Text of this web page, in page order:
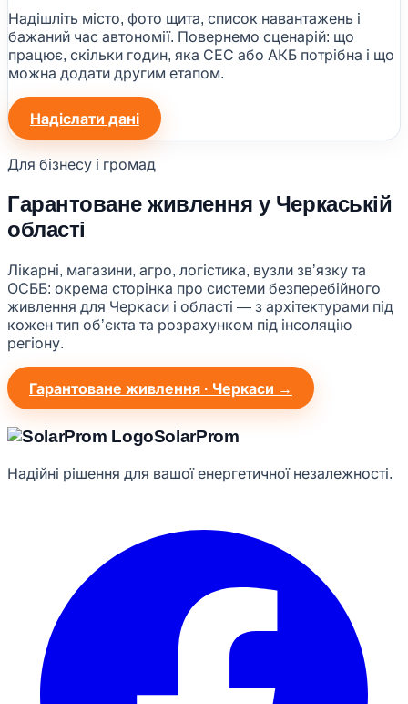
Надішліть місто, фото щита, список навантажень і
бажаний час автономії. Повернемо сценарій: що
працює, скільки годин, яка СЕС або АКБ потрібна і що
можна додати другим етапом.
Надіслати дані
Для бізнесу і громад
Гарантоване живлення у Черкаській
області
Лікарні, магазини, агро, логістика, вузли звʼязку та
ОСББ: окрема сторінка про системи безперебійного
живлення для Черкаси і області — з архітектурами під
кожен тип обʼєкта та розрахунком під інсоляцію
регіону.
Гарантоване живлення · Черкаси →
SolarProm
Надійні рішення для вашої енергетичної незалежності.